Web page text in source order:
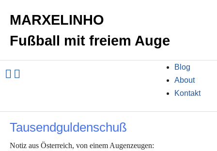
MARXELINHO
Fußball mit freiem Auge
Blog
About
Kontakt
Tausendguldenschuß
Notiz aus Österreich, von einem Augenzeugen: